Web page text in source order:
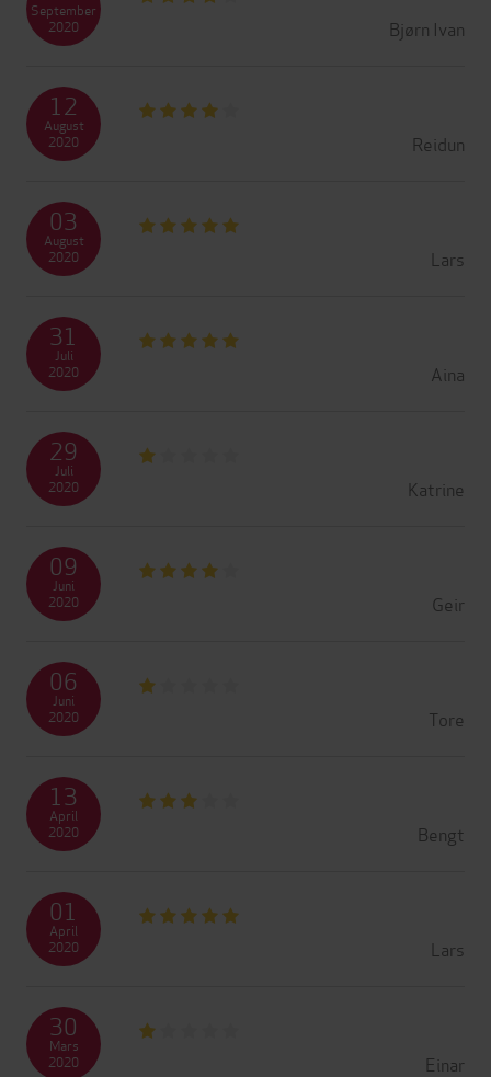
Bjørn Ivan
September
2020
Reidun
12
August
2020
Lars
03
August
2020
Aina
31
Juli
2020
Katrine
29
Juli
2020
Geir
09
Juni
2020
Tore
06
Juni
2020
Bengt
13
April
2020
Lars
01
April
2020
Einar
30
Mars
2020